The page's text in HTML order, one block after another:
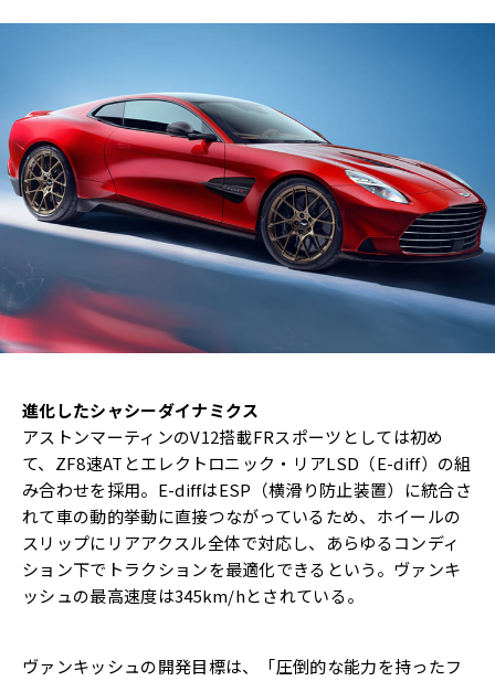
進化したシャシーダイナミクス
アストンマーティンのV12搭載FRスポーツとしては初め
て、ZF8速ATとエレクトロニック・リアLSD（E-diff）の組
み合わせを採用。E-diffはESP（横滑り防止装置）に統合さ
れて車の動的挙動に直接つながっているため、ホイールの
スリップにリアアクスル全体で対応し、あらゆるコンディ
ション下でトラクションを最適化できるという。ヴァンキ
ッシュの最高速度は345km/hとされている。
ヴァンキッシュの開発目標は、「圧倒的な能力を持ったフ